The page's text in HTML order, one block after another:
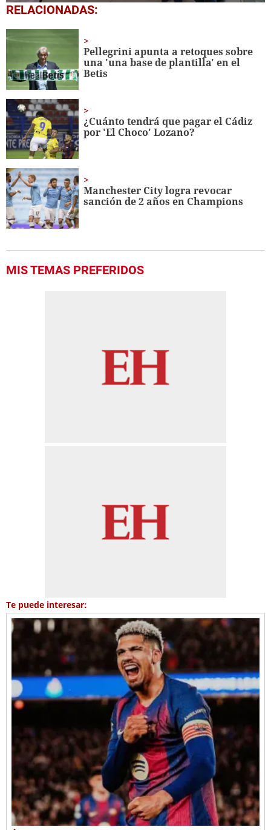
0
seconds
1
minute,
seconds
RELACIONADAS:
Pellegrini apunta a retoques sobre
una 'una base de plantilla' en el
Betis
¿Cuánto tendrá que pagar el Cádiz
por 'El Choco' Lozano?
Manchester City logra revocar
sanción de 2 años en Champions
MIS TEMAS PREFERIDOS
Te puede interesar: